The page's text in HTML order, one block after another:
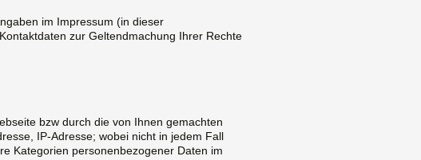
im Impressum (in dieser
zur Geltendmachung Ihrer Rechte
bzw durch die von Ihnen gemachten
IP-Adresse; wobei nicht in jedem Fall
Kategorien personenbezogener Daten im